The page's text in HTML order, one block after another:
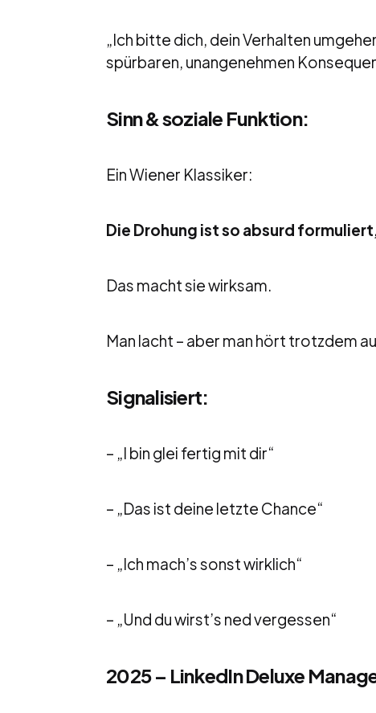
„Ich bitte dich, dein Verhalten
spürbaren, unangenehmen
Sinn & soziale Funktion:
Ein Wiener Klassiker:
Die Drohung ist so absurd
Das macht sie wirksam.
Man lacht – aber man hört trotzdem
Signalisiert:
– „I bin glei fertig mit dir“
– „Das ist deine letzte Chance“
– „Ich mach’s sonst wirklich“
– „Und du wirst’s ned vergessen“
2025 – LinkedIn Deluxe